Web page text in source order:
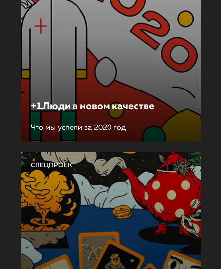
+1Люди в новом качестве
Что мы успели за 2020 год
СПЕЦПРОЕКТ